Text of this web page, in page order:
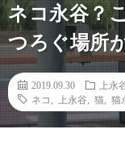
ネコ永谷？
つろぐ場所
2019.09.30
上永
ネコ
上永谷 猫 猫